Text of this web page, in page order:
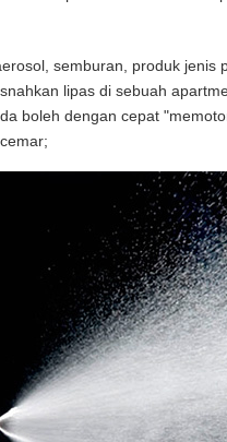
semburan, produk jenis
lipas di sebuah
boleh dengan cepat